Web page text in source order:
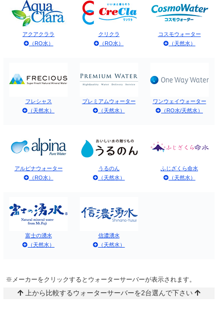
アクアクララ
（RO水）
クリクラ
（RO水）
コスモウォーター
（天然水）
フレシャス
（天然水）
プレミアムウォーター
（天然水）
ワンウェイウォーター
（RO水/天然水）
アルピナウォーター
（RO水）
うるのん
（天然水）
ふじざくら命水
（天然水）
富士の湧水
（天然水）
信濃湧水
（天然水）
※メーカーをクリックするとウォーターサーバーが表示されます。
上から比較するウォーターサーバーを2台選んで下さい